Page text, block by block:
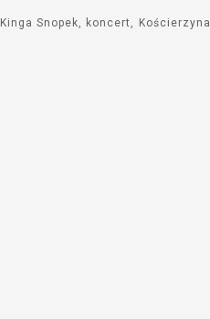
Kinga Snopek koncert Kościerzyna